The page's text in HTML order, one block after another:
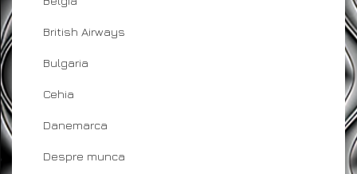
British Airways
Bulgaria
Cehia
Danemarca
Despre munca